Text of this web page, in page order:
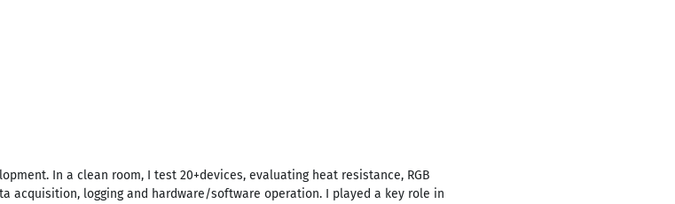
In a clean room, I test 20+devices, evaluating heat resistance, RGB
acquisition, logging and hardware/software operation. I played a key role in